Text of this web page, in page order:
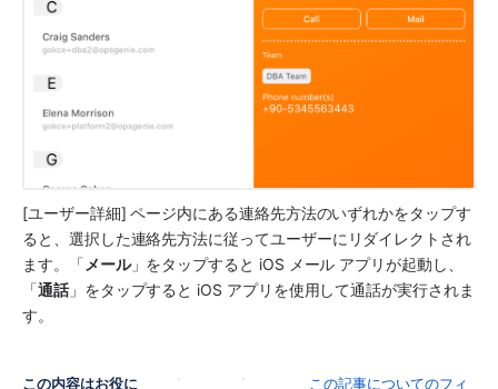
[ユーザー詳細] ページ内にある連絡先方法のいずれかをタップす
ると、選択した連絡先方法に従ってユーザーにリダイレクトされ
ます。「 メール」をタップすると iOS メール アプリが起動し、
「通話」をタップすると iOS アプリを使用して通話が実行されま
す。
この内容はお役に
この記事についてのフィ